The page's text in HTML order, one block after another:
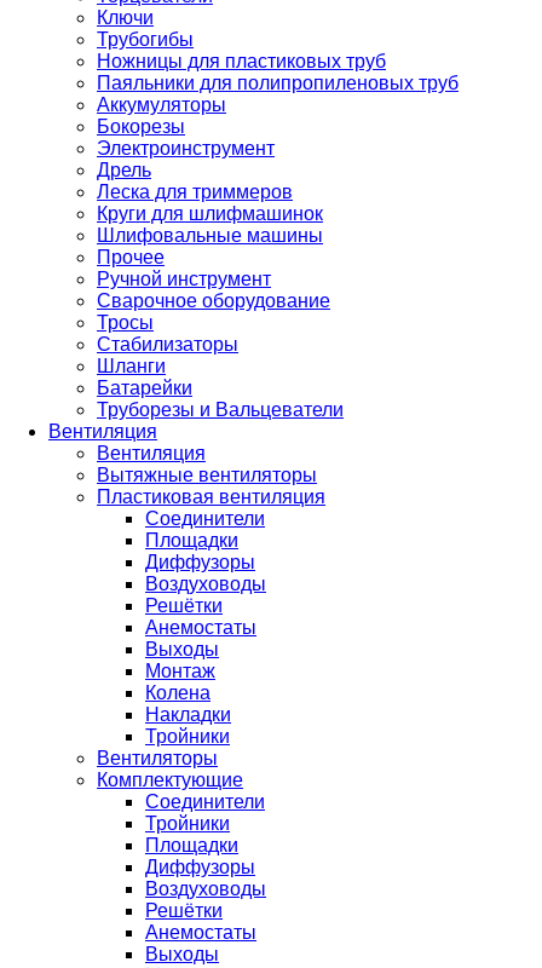
Ключи
Трубогибы
Ножницы для пластиковых труб
Паяльники для полипропиленовых труб
Аккумуляторы
Бокорезы
Электроинструмент
Дрель
Леска для триммеров
Круги для шлифмашинок
Шлифовальные машины
Прочее
Ручной инструмент
Сварочное оборудование
Тросы
Стабилизаторы
Шланги
Батарейки
Труборезы и Вальцеватели
Вентиляция
Вентиляция
Вытяжные вентиляторы
Пластиковая вентиляция
Соединители
Площадки
Диффузоры
Воздуховоды
Решётки
Анемостаты
Выходы
Монтаж
Колена
Накладки
Тройники
Вентиляторы
Комплектующие
Соединители
Тройники
Площадки
Диффузоры
Воздуховоды
Решётки
Анемостаты
Выходы